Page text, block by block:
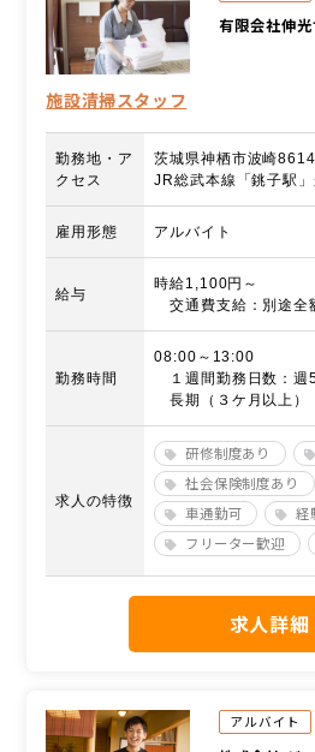
有限会社伸
施設清掃スタッフ
勤務地・ア
クセス
茨城県神栖市波崎8614
JR総武本線「銚子駅
雇用形態 アルバイト
給与
時給1,100円～
交通費支給：別途全
勤務時間
08:00～13:00
１週間勤務日数：週
長期（３ケ月以上）
求人の特徴
研修制度あり
社会保険制度あり
車通勤可
経
フリーター歓迎
求人詳細
アルバイト